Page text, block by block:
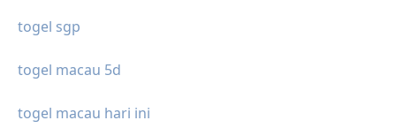
togel sgp
togel macau 5d
togel macau hari ini